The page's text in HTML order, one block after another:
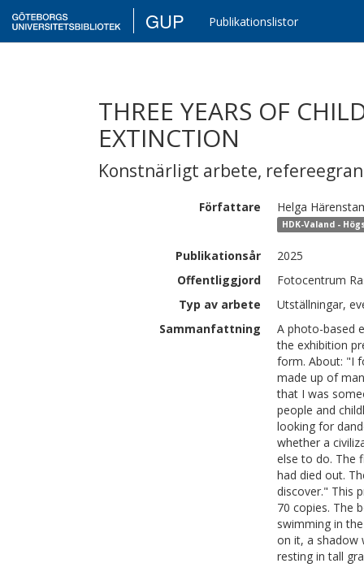
GUP Publikationslistor
THREE YEARS OF
EXTINCTION
Konstnärligt arbete,
Författare Helga
HDK-Valand -
Publikationsår
2025
Offentliggjord
Fotocentrum
Typ av arbete
Utställningar,
Sammanfattning
A photo-based
the exhibition
form. About: "I
made up of
that I was
people and
looking for
whether a
else to do. The
had died out.
discover." This
70 copies. The
swimming in
on it, a shadow
resting in tall